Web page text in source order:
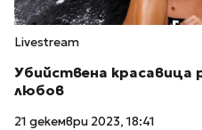
Livestream
Убийствена красавица
любов
21 декември 2023, 18:41